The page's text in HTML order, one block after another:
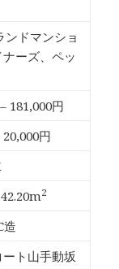
ンドマンショ
ーズ、ペッ
181,000円
円
2
造
ト山手動坂